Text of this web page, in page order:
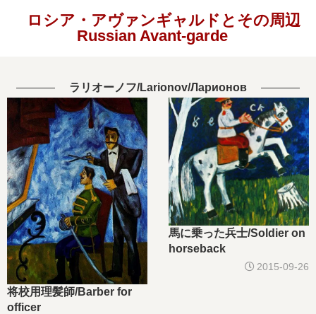
ロシア・アヴァンギャルドとその周辺
Russian Avant-garde
ラリオーノフ/Larionov/Ларионов
将校用理髪師/Barber for
officer
馬に乗った兵士/Soldier on
horseback
2015-09-26